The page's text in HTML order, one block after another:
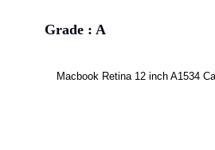
Grade : A
Macbook Retina 12 inch A1534